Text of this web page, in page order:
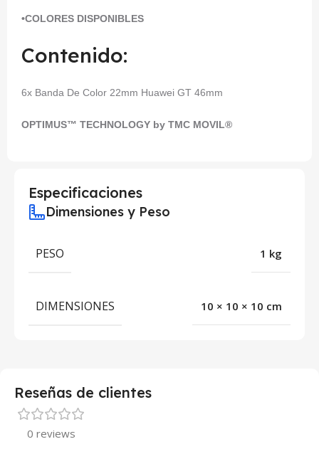
•COLORES DISPONIBLES
Contenido:
6x Banda De Color 22mm Huawei GT 46mm
OPTIMUS™ TECHNOLOGY by TMC MOVIL®
Especificaciones
Dimensiones y Peso
PESO 1 kg
DIMENSIONES 10 × 10 × 10 cm
Reseñas de clientes
0 reviews